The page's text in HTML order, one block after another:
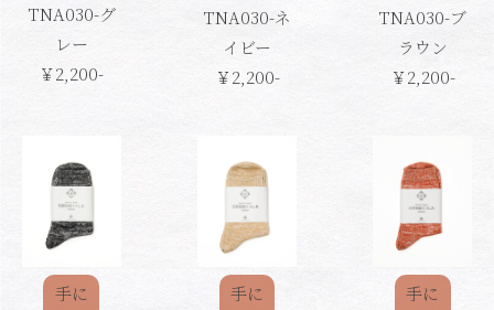
TNA030-グ
レー
￥2,200-
TNA030-ネ
イビー
￥2,200-
TNA030-ブ
ラウン
￥2,200-
手に
手に
手に